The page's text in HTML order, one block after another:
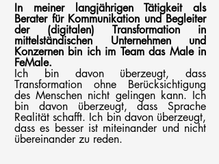
In meiner langjährigen Tätigkeit als
Berater für Kommunikation und Begleiter
der (digitalen) Transformation in
mittelständischen Unternehmen und
Konzernen bin ich im Team das Male in
FeMale.
Ich bin davon überzeugt, dass
Transformation ohne Berücksichtigung
des Menschen nicht gelingen kann. Ich
bin davon überzeugt, dass Sprache
Realität schafft. Ich bin davon überzeugt,
dass es besser ist miteinander und nicht
übereinander zu reden.